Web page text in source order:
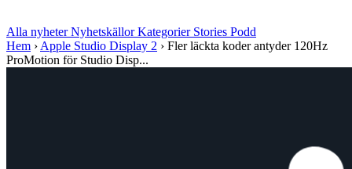
Alla nyheterNyhetskällorKategorier Stories Podd
Hem › Apple Studio Display 2 › Fler läckta koder antyder 120Hz
ProMotion för Studio Disp...